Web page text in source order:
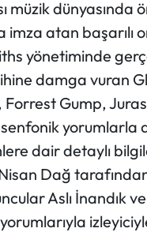
müzik dünyasında
imza atan başarılı
yönetiminde
damga vuran
Gump,
yorumlarla
dair detaylı
Dağ
Aslı İnandık